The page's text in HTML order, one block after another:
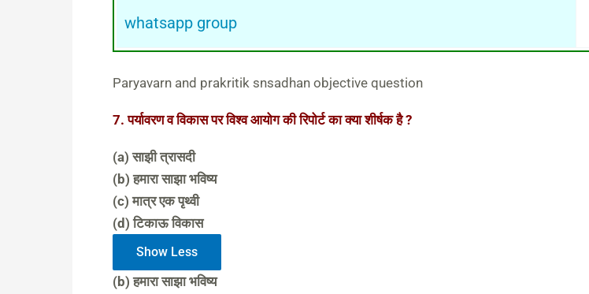
whatsapp group
Paryavarn and prakritik snsadhan objective question
7. पर्यावरण व विकास पर विश्व आयोग की रिपोर्ट का क्या शीर्षक है ?
(a) साझी त्रासदी
(b) हमारा साझा भविष्य
(c) मात्र एक पृथ्वी
(d) टिकाऊ विकास
Show Less
(b) हमारा साझा भविष्य